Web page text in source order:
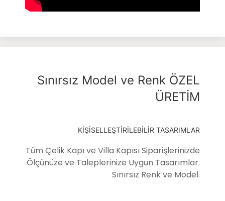
Sınırsız Model ve Renk ÖZEL
ÜRETİM
KİŞİSELLEŞTİRİLEBİLİR TASARIMLAR
Tüm Çelik Kapı ve Villa Kapısı Siparişlerinizde
Ölçünüze ve Taleplerinize Uygun Tasarımlar.
Sınırsız Renk ve Model.